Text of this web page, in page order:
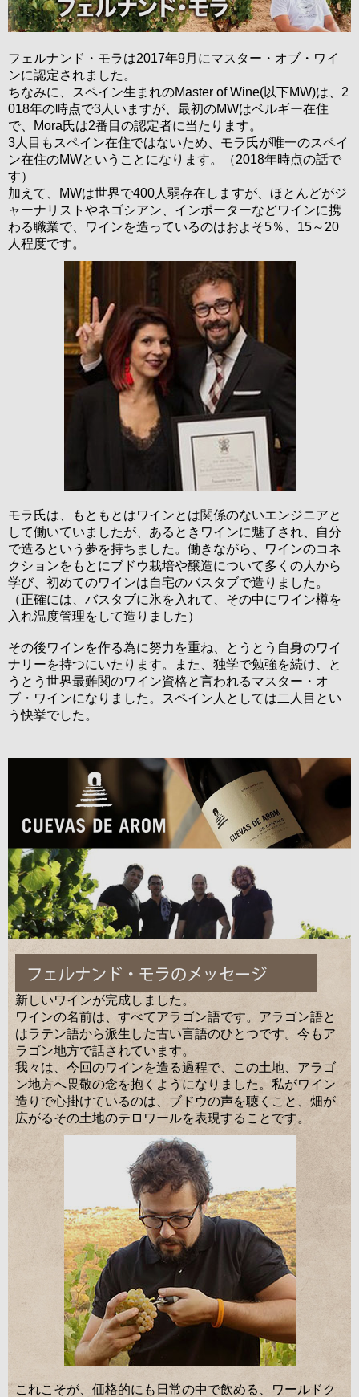
フェルナンド・モラは2017年9月にマスター・オブ・ワイ
ンに認定されました。
ちなみに、スペイン生まれのMaster of Wine(以下MW)は、2
018年の時点で3人いますが、最初のMWはベルギー在住
で、Mora氏は2番目の認定者に当たります。
3人目もスペイン在住ではないため、モラ氏が唯一のスペイ
ン在住のMWということになります。（2018年時点の話で
す）
加えて、MWは世界で400人弱存在しますが、ほとんどがジ
ャーナリストやネゴシアン、インポーターなどワインに携
わる職業で、ワインを造っているのはおよそ5％、15～20
人程度です。
モラ氏は、もともとはワインとは関係のないエンジニアと
して働いていましたが、あるときワインに魅了され、自分
で造るという夢を持ちました。働きながら、ワインのコネ
クションをもとにブドウ栽培や醸造について多くの人から
学び、初めてのワインは自宅のバスタブで造りました。
（正確には、バスタブに氷を入れて、その中にワイン樽を
入れ温度管理をして造りました）
その後ワインを作る為に努力を重ね、とうとう自身のワイ
ナリーを持つにいたります。また、独学で勉強を続け、と
うとう世界最難関のワイン資格と言われるマスター・オ
ブ・ワインになりました。スペイン人としては二人目とい
う快挙でした。
新しいワインが完成しました。
ワインの名前は、すべてアラゴン語です。アラゴン語と
はラテン語から派生した古い言語のひとつです。今もア
ラゴン地方で話されています。
我々は、今回のワインを造る過程で、この土地、アラゴ
ン地方へ畏敬の念を抱くようになりました。私がワイン
造りで心掛けているのは、ブドウの声を聴くこと、畑が
広がるその土地のテロワールを表現することです。
これこそが、価格的にも日常の中で飲める、ワールドク